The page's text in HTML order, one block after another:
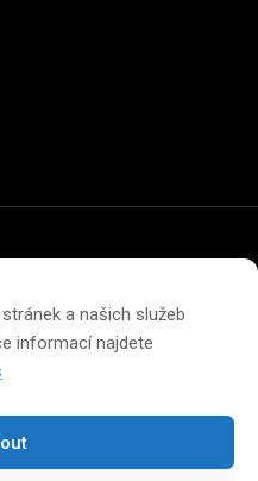
a našich služeb
informací najdete
o ochraně soukromí